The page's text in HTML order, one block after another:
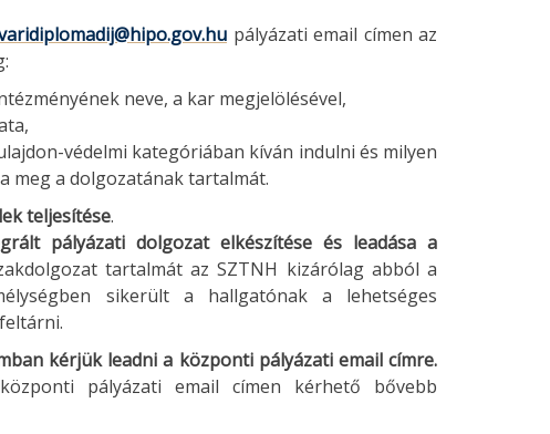
pályázati email címen az
neve, a kar megjelölésével,
védelmi kategóriában kíván indulni és milyen
meg a dolgozatának tartalmát.
teljesítése.
pályázati dolgozat elkészítése és leadása a
tartalmát az SZTNH kizárólag abból a
sikerült a hallgatónak a lehetséges
kérjük leadni a központi pályázati email címre.
pályázati email címen kérhető bővebb